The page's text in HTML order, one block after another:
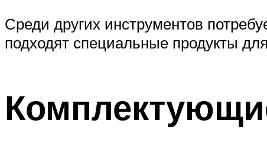
Среди других инструментов
подходят специальные продукты